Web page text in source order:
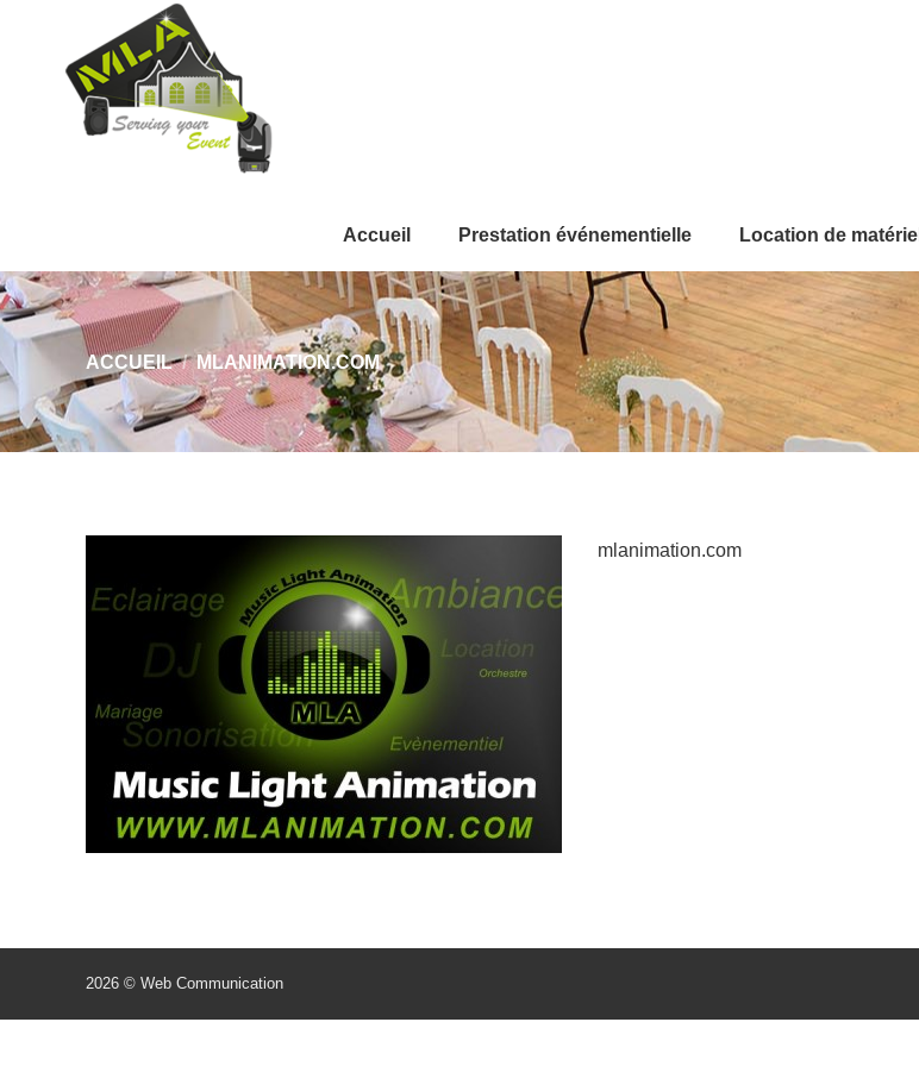
Accueil Prestation événementielle Location de matériel
Vous êtes ici :
ACCUEIL MLANIMATION.COM
mlanimation.com
2026 © Web Communication